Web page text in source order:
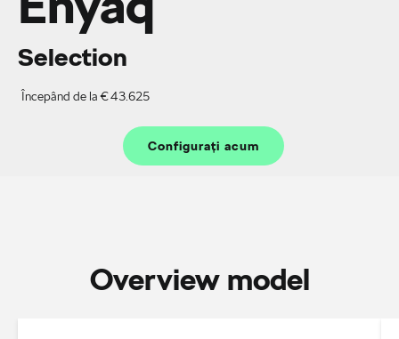
Selection
Începând de la € 43.625
Configurați acum
Overview model